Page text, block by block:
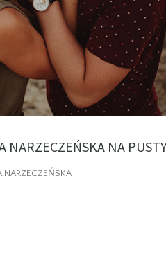
NARZECZEŃSKA NA
NARZECZEŃSKA